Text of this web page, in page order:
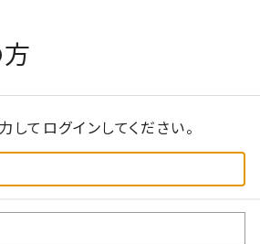
てログインしてください。